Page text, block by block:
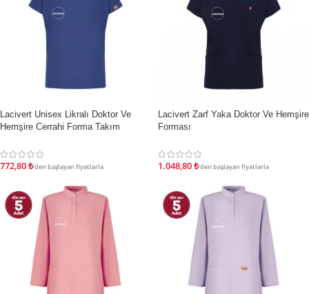
İndirim
Lacivert Unisex Likralı Doktor Ve
Hemşire Cerrahi Forma Takım
772,80₺'den başlayan fiyatlarla
İndirim
Lacivert Zarf Yaka Doktor Ve Hemşire
Forması
1.048,80₺'den başlayan fiyatlarla